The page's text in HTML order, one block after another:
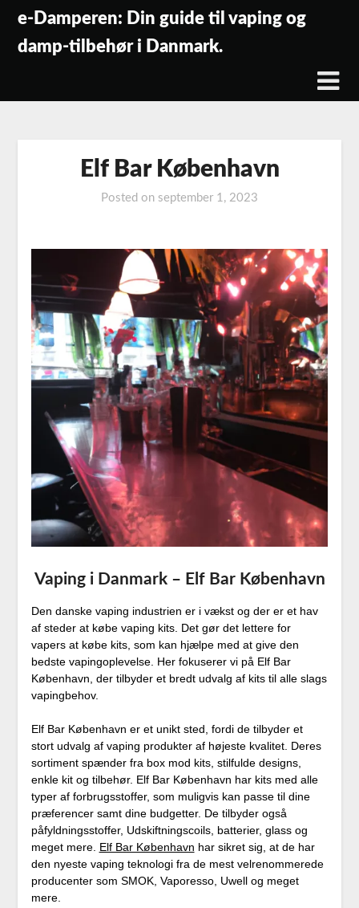
content
e-Damperen: Din guide til vaping og
damp-tilbehør i Danmark.
Elf Bar København
Posted on september 1, 2023
Vaping i Danmark – Elf Bar København
Den danske vaping industrien er i vækst og der er et hav
af steder at købe vaping kits. Det gør det lettere for
vapers at købe kits, som kan hjælpe med at give den
bedste vapingoplevelse. Her fokuserer vi på Elf Bar
København, der tilbyder et bredt udvalg af kits til alle slags
vapingbehov.
Elf Bar København er et unikt sted, fordi de tilbyder et
stort udvalg af vaping produkter af højeste kvalitet. Deres
sortiment spænder fra box mod kits, stilfulde designs,
enkle kit og tilbehør. Elf Bar København har kits med alle
typer af forbrugsstoffer, som muligvis kan passe til dine
præferencer samt dine budgetter. De tilbyder også
påfyldningsstoffer, Udskiftningscoils, batterier, glass og
meget mere. Elf Bar København har sikret sig, at de har
den nyeste vaping teknologi fra de mest velrenommerede
producenter som SMOK, Vaporesso, Uwell og meget
mere.